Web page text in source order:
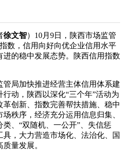
徐文智）10月9日，陕西市场监管
数，信用向好向优企业信用水平
进的稳中发展态势。陕西信用指数
局加快推进经营主体信用体系建
动，陕西以深化“三个年”活动为
创新、指数完善帮扶措施、稳中
秩序，经济充分运用信息归集、
、“双随机、 一公开”、失信惩
，大力营造市场化、法治化、国
量发展。